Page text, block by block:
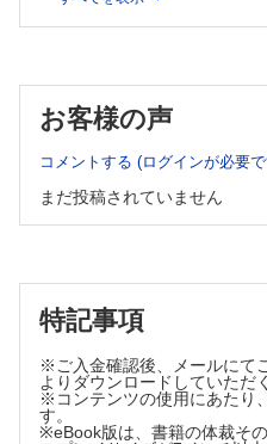
在宅医療を取り入れた急性期
No.7 矢状索の機能 （永竿智久
連載：形成外科NEXT―次世
乳房再建の診療・研究と同時
へ （小宮貴子）
Vol.1 再建待ち （中村 優）
症例
MRIで静脈奇形が疑われた眼
（海野芙美香ほか）
心臓カテーテル治療後に生じ
お客様の声
コメントする (ログインが必要
まだ投稿されていません
特記事項
※ご入金確認後、メールにて
よりダウンロードしていただ
※コンテンツの使用にあたり
す。
※eBook版は、書籍の体裁そ